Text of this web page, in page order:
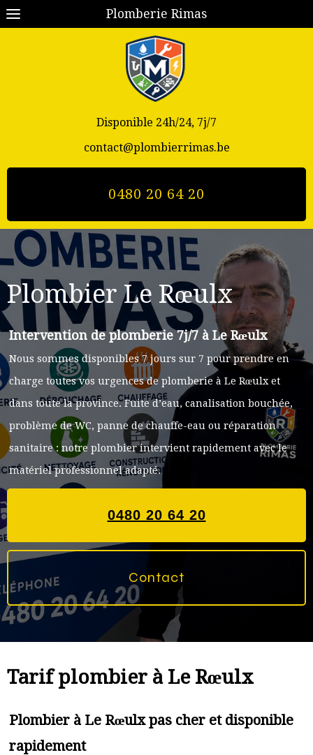
Plomberie Rimas
Disponible 24h/24, 7j/7
contact@plombierrimas.be
0480 20 64 20
Plombier Le Rœulx
Intervention de plomberie 7j/7 à Le Rœulx
Nous sommes disponibles 7 jours sur 7 pour prendre en
charge toutes vos urgences de plomberie à Le Rœulx et
dans toute la province. Fuite d’eau, canalisation bouchée,
problème de WC, panne de chauffe-eau ou réparation
sanitaire : notre plombier intervient rapidement avec le
matériel professionnel adapté.
0480 20 64 20
Contact
Tarif plombier à Le Rœulx
Plombier à Le Rœulx pas cher et disponible
rapidement